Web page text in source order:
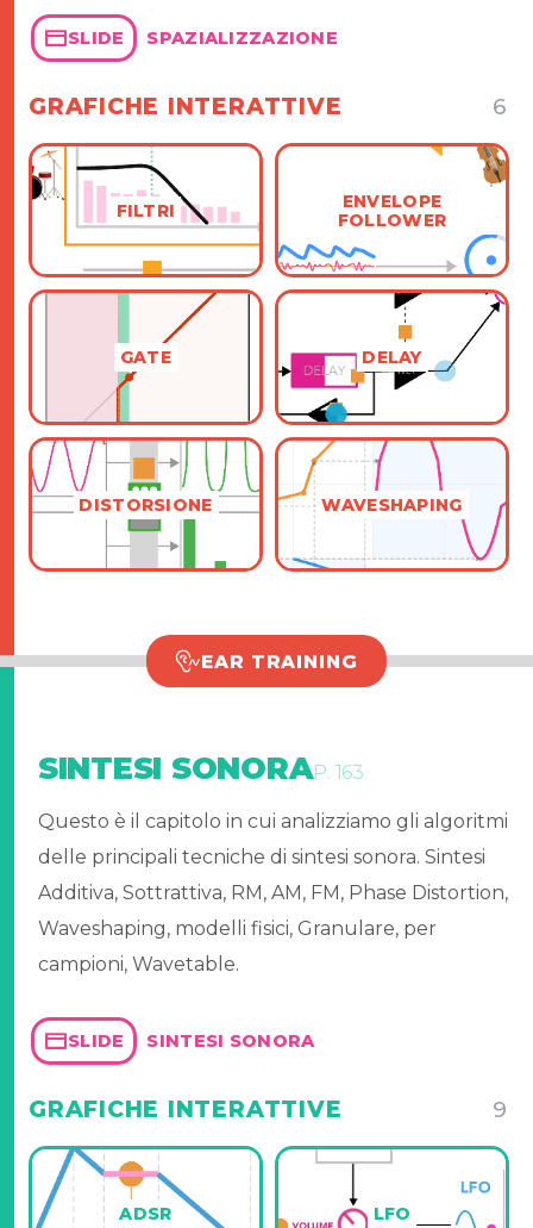
SLIDE SPAZIALIZZAZIONE
GRAFICHE INTERATTIVE 6
FILTRI
ENVELOPE
FOLLOWER
GATE DELAY
DISTORSIONE WAVESHAPING
EAR TRAINING
SINTESI SONORAP. 163
Questo è il capitolo in cui analizziamo gli algoritmi
delle principali tecniche di sintesi sonora. Sintesi
Additiva, Sottrattiva, RM, AM, FM, Phase Distortion,
Waveshaping, modelli fisici, Granulare, per
campioni, Wavetable.
SLIDE SINTESI SONORA
GRAFICHE INTERATTIVE 9
ADSR LFO